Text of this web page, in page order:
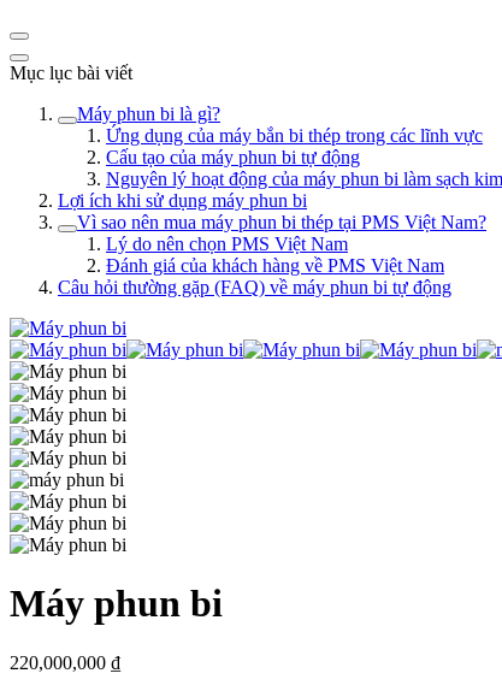
Mục lục bài viết
Máy phun bi là gì?
Ứng dụng của máy bắn bi thép trong các lĩnh vực
Cấu tạo của máy phun bi tự động
Nguyên lý hoạt động của máy phun bi làm sạch
Lợi ích khi sử dụng máy phun bi
Vì sao nên mua máy phun bi thép tại PMS Việt Nam?
Lý do nên chọn PMS Việt Nam
Đánh giá của khách hàng về PMS Việt Nam
Câu hỏi thường gặp (FAQ) về máy phun bi tự động
Máy phun bi
220,000,000 ₫